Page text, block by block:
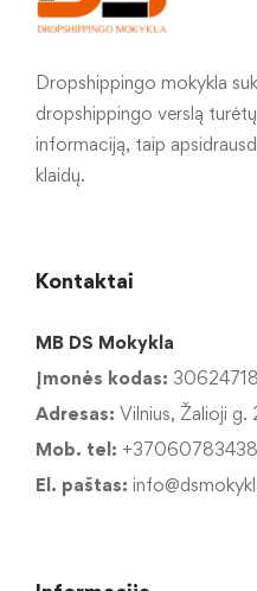
Dropshippingo mokykla
dropshippingo verslą
informaciją, taip
klaidų.
Kontaktai
MB DS Mokykla
Įmonės kodas:
Adresas: Vilnius, Žalioji g.
Mob. tel: +37060783438
El. paštas: